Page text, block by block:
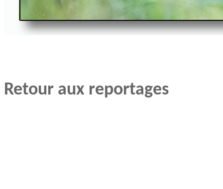
Retour aux reportages